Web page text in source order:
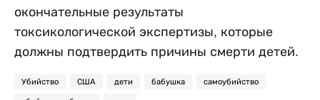
окончательные результаты
токсикологической экспертизы, которые
должны подтвердить причины смерти детей.
Убийство США дети бабушка самоубийство